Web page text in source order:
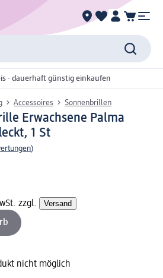
- dauerhaft günstig einkaufen
Accessoires Sonnenbrillen
Erwachsene Palma
1 St
)
zzgl. Versand
nicht möglich